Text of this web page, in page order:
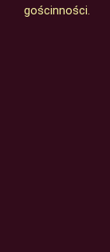
gościnności.